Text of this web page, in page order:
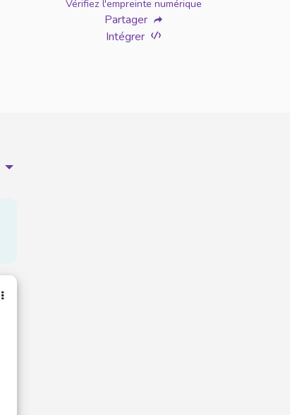
Vérifiez l'empreinte numérique
Partager
Intégrer